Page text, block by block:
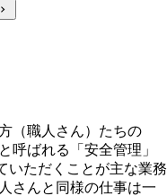
（職人さん）たちの
呼ばれる「安全管理」
いただくことが主な業務
さんと同様の仕事は一